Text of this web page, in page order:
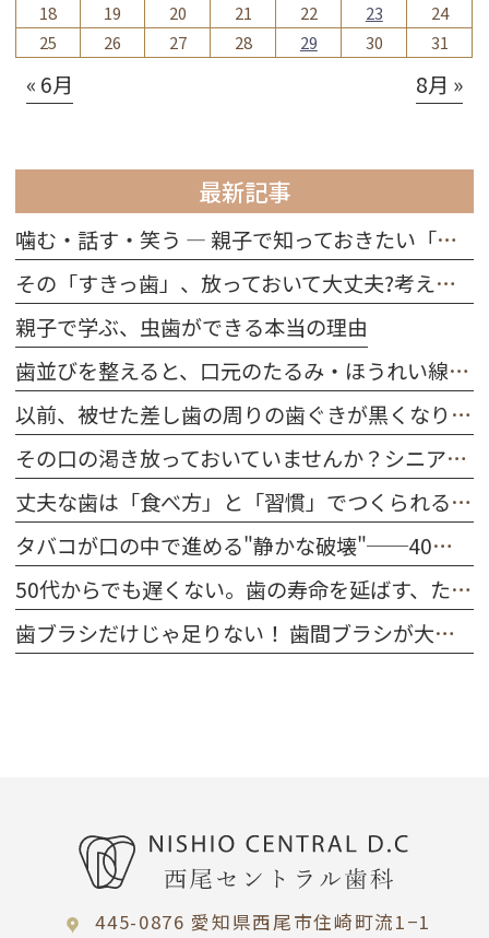
18
19 20 21 22 23
24
25
26 27 28 29 30 31
« 6月 8月 »
最新記事
噛む・話す・笑う ― 親子で知っておきたい「歯の役割」
その「すきっ歯」、放っておいて大丈夫?考えられる原因を解説
親子で学ぶ、虫歯ができる本当の理由
歯並びを整えると、口元のたるみ・ほうれい線は改善する？
以前、被せた差し歯の周りの歯ぐきが黒くなりました。どうしてですか？
その口の渇き放っておいていませんか？シニア世代に多い「ドライマウス」を防ぐ習慣
丈夫な歯は「食べ方」と「習慣」でつくられる｜今日から始める口腔ケア
タバコが口の中で進める"静かな破壊"──40代～50代が今すぐ知るべきこと
50代からでも遅くない。歯の寿命を延ばす、たった一つの習慣
歯ブラシだけじゃ足りない！ 歯間ブラシが大切な理由
445-0876 愛知県西尾市住崎町流1−1